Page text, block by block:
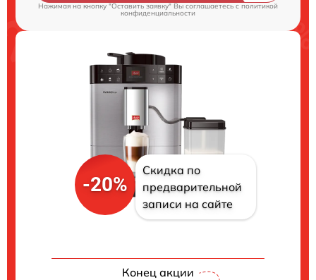
Нажимая на кнопку "Оставить заявку" Вы соглашаетесь cполитикой
конфиденциальности
-20%
Скидка по
предварительной
записи на сайте
Конец акции